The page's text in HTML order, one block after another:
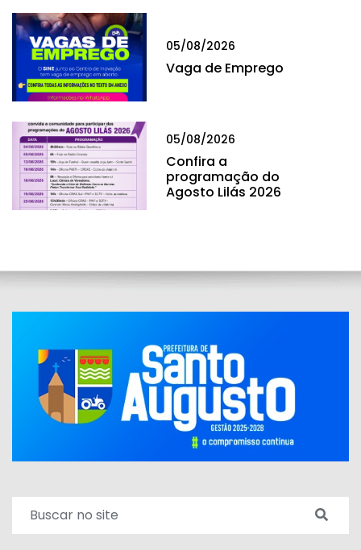
05/08/2026
Vaga de Emprego
05/08/2026
Confira a
programação do
Agosto Lilás 2026